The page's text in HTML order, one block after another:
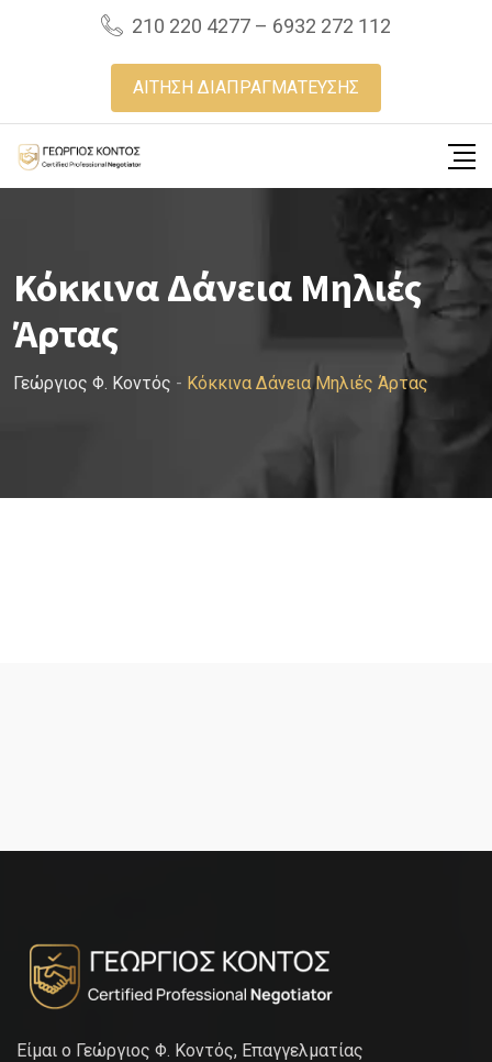
210 220 4277 – 6932 272 112
ΑΙΤΗΣΗ ΔΙΑΠΡΑΓΜΑΤΕΥΣΗΣ
Κόκκινα Δάνεια Μηλιές
Άρτας
Γεώργιος Φ. Κοντός - Κόκκινα Δάνεια Μηλιές Άρτας
Είμαι ο Γεώργιος Φ. Κοντός, Επαγγελματίας